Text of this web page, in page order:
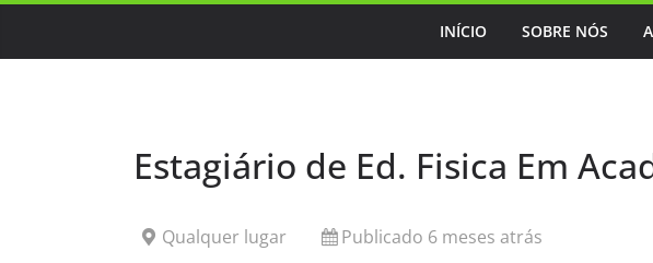
INÍCIO SOBRE NÓS
Estagiário de Ed. Fisica Em
Qualquer lugar Publicado 6 meses atrás